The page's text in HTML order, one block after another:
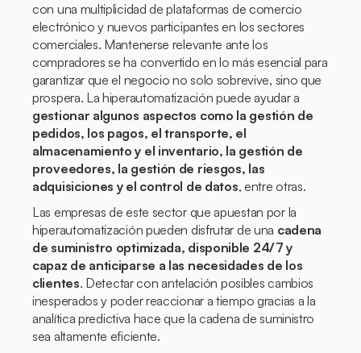
con una multiplicidad de plataformas de comercio
electrónico y nuevos participantes en los sectores
comerciales. Mantenerse relevante ante los
compradores se ha convertido en lo más esencial para
garantizar que el negocio no solo sobrevive, sino que
prospera. La hiperautomatización puede ayudar a
gestionar algunos aspectos como la gestión de
pedidos, los pagos, el transporte, el
almacenamiento y el inventario, la gestión de
proveedores, la gestión de riesgos, las
adquisiciones y el control de datos, entre otras.
Las empresas de este sector que apuestan por la
hiperautomatización pueden disfrutar de una cadena
de suministro optimizada, disponible 24/7 y
capaz de anticiparse a las necesidades de los
clientes. Detectar con antelación posibles cambios
inesperados y poder reaccionar a tiempo gracias a la
analítica predictiva hace que la cadena de suministro
sea altamente eficiente.